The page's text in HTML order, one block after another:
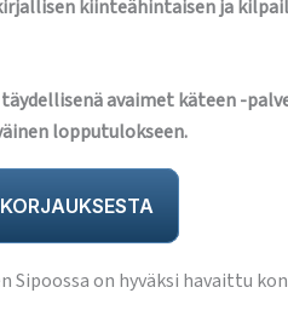
kiinteähintaisen ja
avaimet käteen -
lopputulokseen.
on hyväksi havaittu